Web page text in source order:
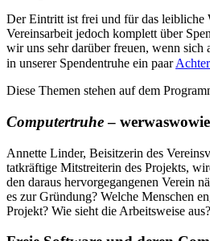
Der Eintritt ist frei und für das leibliche
Vereinsarbeit jedoch komplett über
wir uns sehr darüber freuen, wenn sich
in unserer Spendentruhe ein paar
Diese Themen stehen auf dem
Computertruhe–
Annette Linder, Beisitzerin des
tatkräftige Mitstreiterin des Projekts,
den daraus hervorgegangenen Verein
es zur Gründung? Welche Menschen
Projekt? Wie sieht die Arbeitsweise aus?